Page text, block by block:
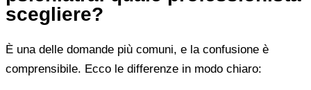
scegliere?
È una delle domande più comuni, e la confusione è
comprensibile. Ecco le differenze in modo chiaro: